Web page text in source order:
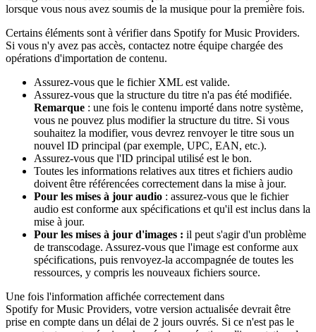
lorsque vous nous avez soumis de la musique pour la première fois.
Certains éléments sont à vérifier dans Spotify for Music Providers.
Si vous n'y avez pas accès, contactez notre équipe chargée des
opérations d'importation de contenu.
Assurez-vous que le fichier XML est valide.
Assurez-vous que la structure du titre n'a pas été modifiée.
Remarque : une fois le contenu importé dans notre système,
vous ne pouvez plus modifier la structure du titre. Si vous
souhaitez la modifier, vous devrez renvoyer le titre sous un
nouvel ID principal (par exemple, UPC, EAN, etc.).
Assurez-vous que l'ID principal utilisé est le bon.
Toutes les informations relatives aux titres et fichiers audio
doivent être référencées correctement dans la mise à jour.
Pour les mises à jour audio : assurez-vous que le fichier
audio est conforme aux spécifications et qu'il est inclus dans la
mise à jour.
Pour les mises à jour d'images : il peut s'agir d'un problème
de transcodage. Assurez-vous que l'image est conforme aux
spécifications, puis renvoyez-la accompagnée de toutes les
ressources, y compris les nouveaux fichiers source.
Une fois l'information affichée correctement dans
Spotify for Music Providers, votre version actualisée devrait être
prise en compte dans un délai de 2 jours ouvrés. Si ce n'est pas le